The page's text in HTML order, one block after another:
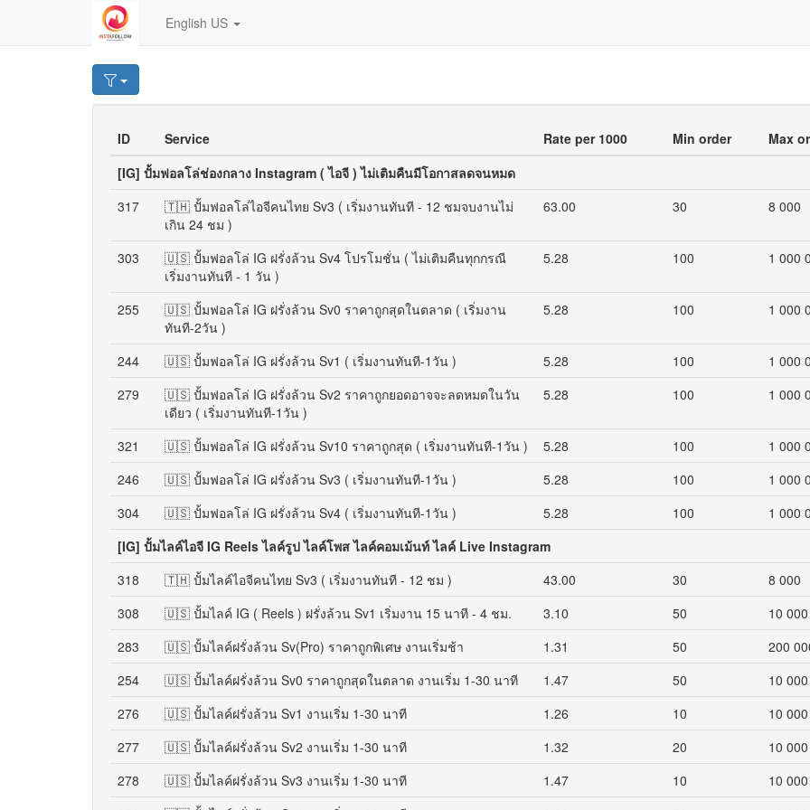
English US
ID Service Rate per 1000 Min order Max
[IG] ปั้มฟอลโล่ช่องกลาง Instagram ( ไอจี ) ไม่เติมคืนมีโอกาสลดจนหมด
317
🇹🇭 ปั้มฟอลโล่ไอจีคนไทย Sv3 ( เริ่มงานทันที - 12 ชมจบงานไม่
เกิน 24 ชม )
63.00 30 8 000
303
🇺🇸 ปั้มฟอลโล่ IG ฝรั่งล้วน Sv4 โปรโมชั่น ( ไม่เติมคืนทุกกรณี
เริ่มงานทันที - 1 วัน )
5.28 100 1 000
255
🇺🇸 ปั้มฟอลโล่ IG ฝรั่งล้วน Sv0 ราคาถูกสุดในตลาด ( เริ่มงาน
ทันที-2วัน )
5.28 100 1 000
244 🇺🇸 ปั้มฟอลโล่ IG ฝรั่งล้วน Sv1 ( เริ่มงานทันที-1วัน ) 5.28 100
1 000
279
🇺🇸 ปั้มฟอลโล่ IG ฝรั่งล้วน Sv2 ราคาถูกยอดอาจจะลดหมดในวัน
เดียว ( เริ่มงานทันที-1วัน )
5.28 100 1 000
321 🇺🇸 ปั้มฟอลโล่ IG ฝรั่งล้วน Sv10 ราคาถูกสุด ( เริ่มงานทันที-1วัน ) 5.28 100
1 000
246
🇺🇸 ปั้มฟอลโล่ IG ฝรั่งล้วน Sv3 ( เริ่มงานทันที-1วัน ) 5.28 100
1 000
304
🇺🇸 ปั้มฟอลโล่ IG ฝรั่งล้วน Sv4 ( เริ่มงานทันที-1วัน ) 5.28 100
1 000
[IG] ปั้มไลค์ไอจี IG Reels ไลค์รูป ไลค์โพส ไลค์คอมเม้นท์ ไลค์ Live Instagram
318
🇹🇭 ปั้มไลค์ไอจีคนไทย Sv3 ( เริ่มงานทันที - 12 ชม ) 43.00 30
8 000
308
🇺🇸 ปั้มไลค์ IG ( Reels ) ฝรั่งล้วน Sv1 เริ่มงาน 15 นาที - 4 ชม. 3.10 50
10 000
283
🇺🇸 ปั้มไลค์ฝรั่งล้วน Sv(Pro) ราคาถูกพิเศษ งานเริ่มช้า 1.31 50
200
254
🇺🇸 ปั้มไลค์ฝรั่งล้วน Sv0 ราคาถูกสุดในตลาด งานเริ่ม 1-30 นาที 1.47 50
10 000
276
🇺🇸 ปั้มไลค์ฝรั่งล้วน Sv1 งานเริ่ม 1-30 นาที 1.26 10
10 000
277
🇺🇸 ปั้มไลค์ฝรั่งล้วน Sv2 งานเริ่ม 1-30 นาที 1.32 20
10 000
278
🇺🇸 ปั้มไลค์ฝรั่งล้วน Sv3 งานเริ่ม 1-30 นาที 1.47 10
10 000